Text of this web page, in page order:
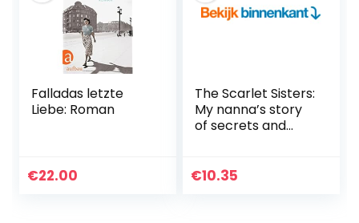
Falladas letzte
Liebe: Roman
€22.00
The Scarlet Sisters:
My nanna’s story
of secrets and
Thames (English
€10.35